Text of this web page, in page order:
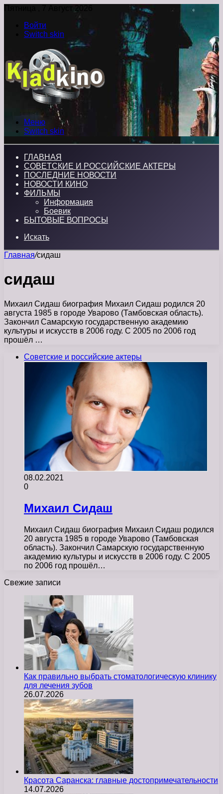
Пятница , 7 Август 2026
Войти
Switch skin
Меню
Switch skin
ГЛАВНАЯ
СОВЕТСКИЕ И РОССИЙСКИЕ АКТЕРЫ
ПОСЛЕДНИЕ НОВОСТИ
НОВОСТИ КИНО
ФИЛЬМЫ
Информация
Боевик
БЫТОВЫЕ ВОПРОСЫ
Искать
Главная/сидаш
сидаш
Михаил Сидаш биография Михаил Сидаш родился 20
августа 1985 в городе Уварово (Тамбовская область).
Закончил Самарскую государственную академию
культуры и искусств в 2006 году. С 2005 по 2006 год
прошёл …
Советские и российские актеры
08.02.2021
0
Михаил Сидаш
Михаил Сидаш биография Михаил Сидаш родился
20 августа 1985 в городе Уварово (Тамбовская
область). Закончил Самарскую государственную
академию культуры и искусств в 2006 году. С 2005
по 2006 год прошёл…
Свежие записи
Как правильно выбрать стоматологическую клинику
для лечения зубов
26.07.2026
Красота Саранска: главные достопримечательности
14.07.2026